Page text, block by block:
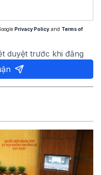
Privacy Policy and Terms of
duyệt trước khi đăng